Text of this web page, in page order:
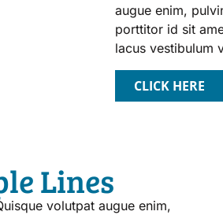
augue enim,
porttitor id sit
lacus vestibulum
CLICK HERE
Lines
volutpat augue enim,